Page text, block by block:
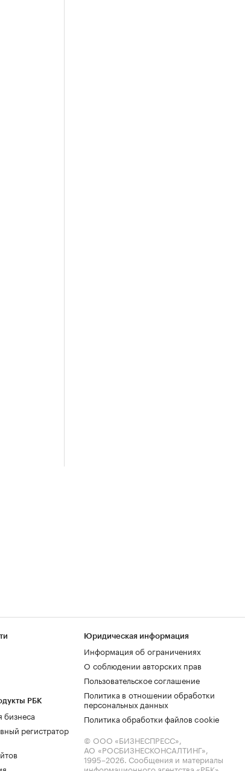
РБК
бизнеса
регистратор
Юридическая информация
Информация об ограничениях
О соблюдении авторских прав
Пользовательское соглашение
Политика в отношении обработки
персональных данных
Политика обработки файлов cookie
© ООО «БИЗНЕСПРЕСС»,
АО «РОСБИЗНЕСКОНСАЛТИНГ»,
1995–2026. Сообщения и материалы
информационного агентства «РБК»